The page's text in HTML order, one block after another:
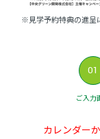
※見学予約特典の進呈
01
ご入力
カレンダー